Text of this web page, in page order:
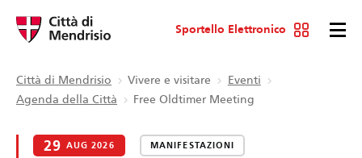
Sportello Elettronico
Città di Mendrisio Vivere e visitare
Eventi
Agenda della Città
Free Oldtimer Meeting
29 AUG 2026 MANIFESTAZIONI